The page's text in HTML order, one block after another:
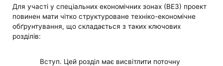
Для участі у спеціальних економічних зонах (ВЕЗ) проект
повинен мати чітко структуроване техніко-економічне
обґрунтування, що складається з таких ключових
розділів:
Вступ. Цей розділ має висвітлити поточну